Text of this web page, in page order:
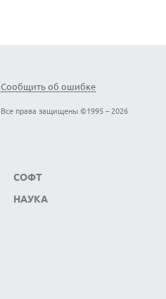
Сообщить об ошибке
Все права защищены ©1995 – 2026
СОФТ
НАУКА